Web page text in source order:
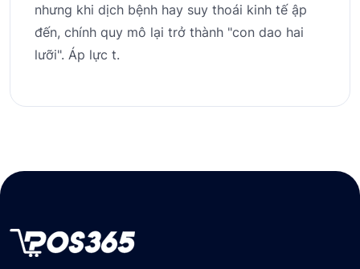
nhưng khi dịch bệnh hay suy thoái kinh tế ập
đến, chính quy mô lại trở thành "con dao hai
lưỡi". Áp lực t.